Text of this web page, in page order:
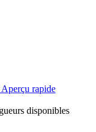
Aperçu rapide
disponibles